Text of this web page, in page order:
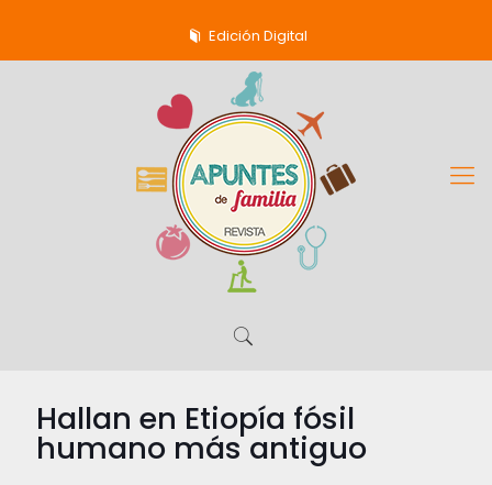
Edición Digital
Hallan en Etiopía fósil
humano más antiguo